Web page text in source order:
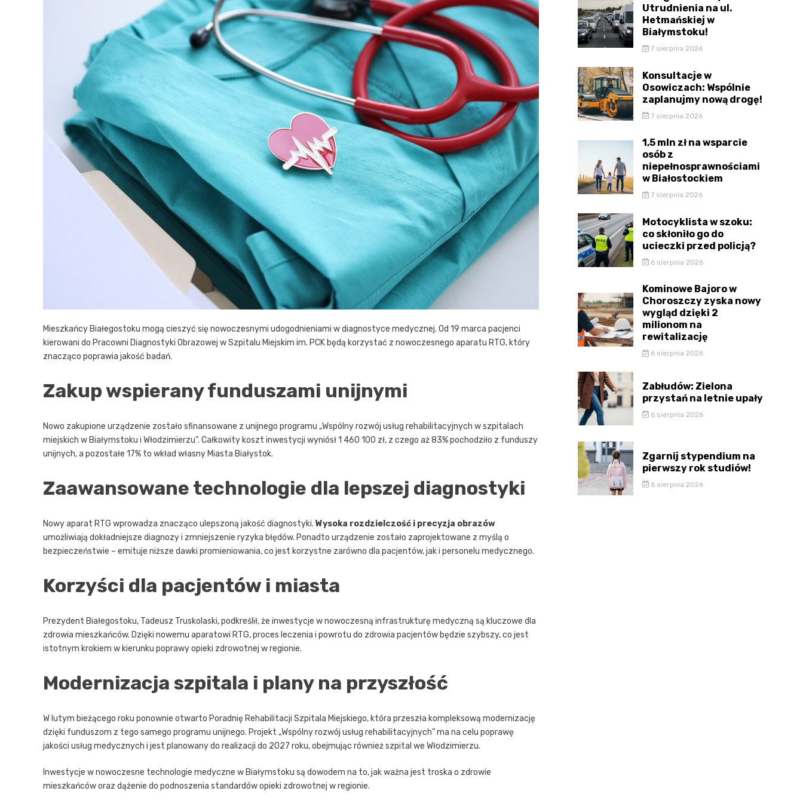
Mieszkańcy Białegostoku mogą cieszyć się nowoczesnymi udogodnieniami w diagnostyce medycznej. Od 19 marca pacjenci
kierowani do Pracowni Diagnostyki Obrazowej w Szpitalu Miejskim im. PCK będą korzystać z nowoczesnego aparatu RTG, który
znacząco poprawia jakość badań.
Zakup wspierany funduszami unijnymi
Nowo zakupione urządzenie zostało sfinansowane z unijnego programu „Wspólny rozwój usług rehabilitacyjnych w szpitalach
miejskich w Białymstoku i Włodzimierzu”. Całkowity koszt inwestycji wyniósł 1 460 100 zł, z czego aż 83% pochodziło z funduszy
unijnych, a pozostałe 17% to wkład własny Miasta Białystok.
Zaawansowane technologie dla lepszej diagnostyki
Nowy aparat RTG wprowadza znacząco ulepszoną jakość diagnostyki. Wysoka rozdzielczość i precyzja obrazów
umożliwiają dokładniejsze diagnozy i zmniejszenie ryzyka błędów. Ponadto urządzenie zostało zaprojektowane z myślą o
bezpieczeństwie – emituje niższe dawki promieniowania, co jest korzystne zarówno dla pacjentów, jak i personelu medycznego.
Korzyści dla pacjentów i miasta
Prezydent Białegostoku, Tadeusz Truskolaski, podkreślił, że inwestycje w nowoczesną infrastrukturę medyczną są kluczowe dla
zdrowia mieszkańców. Dzięki nowemu aparatowi RTG, proces leczenia i powrotu do zdrowia pacjentów będzie szybszy, co jest
istotnym krokiem w kierunku poprawy opieki zdrowotnej w regionie.
Modernizacja szpitala i plany na przyszłość
W lutym bieżącego roku ponownie otwarto Poradnię Rehabilitacji Szpitala Miejskiego, która przeszła kompleksową modernizację
dzięki funduszom z tego samego programu unijnego. Projekt „Wspólny rozwój usług rehabilitacyjnych” ma na celu poprawę
jakości usług medycznych i jest planowany do realizacji do 2027 roku, obejmując również szpital we Włodzimierzu.
Inwestycje w nowoczesne technologie medyczne w Białymstoku są dowodem na to, jak ważna jest troska o zdrowie
mieszkańców oraz dążenie do podnoszenia standardów opieki zdrowotnej w regionie.
Utrudnienia na ul.
Hetmańskiej w
Białymstoku!
7 sierpnia 2026
Konsultacje w
Osowiczach: Wspólnie
zaplanujmy nową drogę!
7 sierpnia 2026
1,5 mln zł na wsparcie
osób z
niepełnosprawnościami
w Białostockiem
7 sierpnia 2026
Motocyklista w szoku:
co skłoniło go do
ucieczki przed policją?
6 sierpnia 2026
Kominowe Bajoro w
Choroszczy zyska nowy
wygląd dzięki 2
milionom na
rewitalizację
6 sierpnia 2026
Zabłudów: Zielona
przystań na letnie upały
6 sierpnia 2026
Zgarnij stypendium na
pierwszy rok studiów!
6 sierpnia 2026